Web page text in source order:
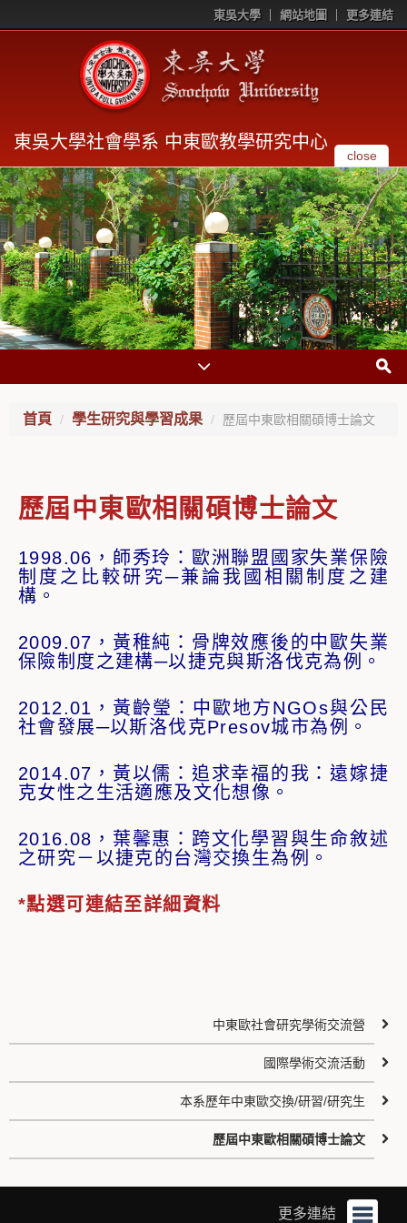
東吳大學 網站地圖 更多連結
東吳大學社會學系 中東歐教學研究中心
close
首頁 學生研究與學習成果 歷屆中東歐相關碩博士論文
歷屆中東歐相關碩博士論文
1998.06，師秀玲：歐洲聯盟國家失業保險
制度之比較研究─兼論我國相關制度之建
構。
2009.07，黃稚純：骨牌效應後的中歐失業
保險制度之建構─以捷克與斯洛伐克為例。
2012.01，黃齡瑩：中歐地方NGOs與公民
社會發展─以斯洛伐克Presov城市為例。
2014.07，黃以儒：追求幸福的我：遠嫁捷
克女性之生活適應及文化想像。
2016.08，葉馨惠：跨文化學習與生命敘述
之研究－以捷克的台灣交換生為例。
*點選可連結至詳細資料
中東歐社會研究學術交流營
國際學術交流活動
本系歷年中東歐交換/研習/研究生
歷屆中東歐相關碩博士論文
更多連結